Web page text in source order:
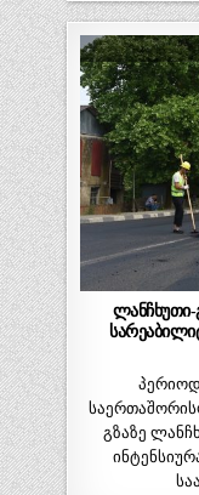
ლანჩხუთი-
გზაზე